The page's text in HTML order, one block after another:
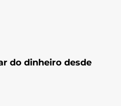
do dinheiro desde